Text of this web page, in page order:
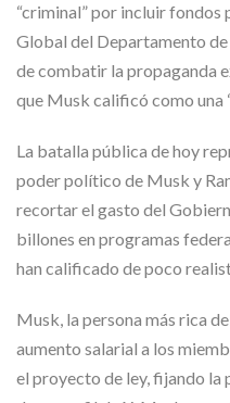
“criminal” por incluir
Global del Departamento de
de combatir la propaganda
que Musk calificó como una
La batalla pública de hoy
poder político de Musk y
recortar el gasto del
billones en programas
han calificado de poco
Musk, la persona más rica
aumento salarial a los
el proyecto de ley, fijando la